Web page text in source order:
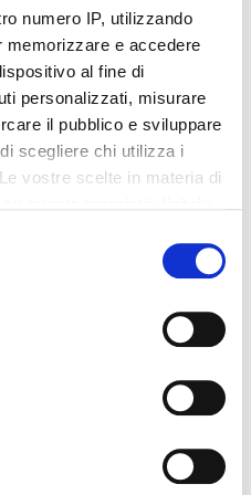
numero IP, utilizzando
memorizzare e accedere
al fine di
personalizzati, misurare
il pubblico e sviluppare
scegliere chi utilizza i
vostre scelte in materia di
consenso in qualsiasi
sui cookie o facendo clic
tua posizione
di qualche
scansionandolo
Integratori per dimagrire
Amin 21 K neutro
32,00 € 55,18 €